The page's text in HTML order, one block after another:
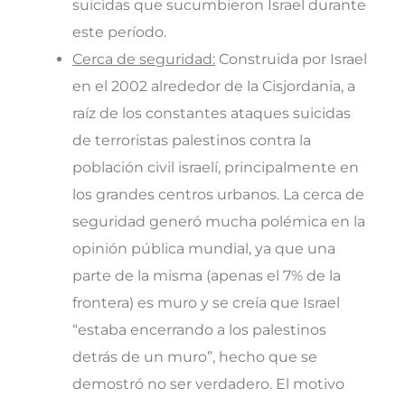
suicidas que sucumbieron Israel durante
este período.
Cerca de seguridad: Construida por Israel
en el 2002 alrededor de la Cisjordania, a
raíz de los constantes ataques suicidas
de terroristas palestinos contra la
población civil israelí, principalmente en
los grandes centros urbanos. La cerca de
seguridad generó mucha polémica en la
opinión pública mundial, ya que una
parte de la misma (apenas el 7% de la
frontera) es muro y se creía que Israel
“estaba encerrando a los palestinos
detrás de un muro”, hecho que se
demostró no ser verdadero. El motivo